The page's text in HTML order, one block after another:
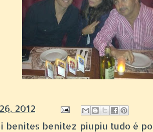
2012
benitez piupiu tudo é